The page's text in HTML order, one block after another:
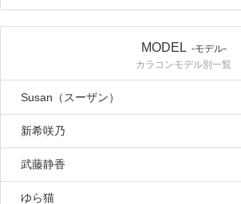
MODEL -モデル-
カラコンモデル別一覧
Susan（スーザン）
新希咲乃
武藤静香
ゆら猫